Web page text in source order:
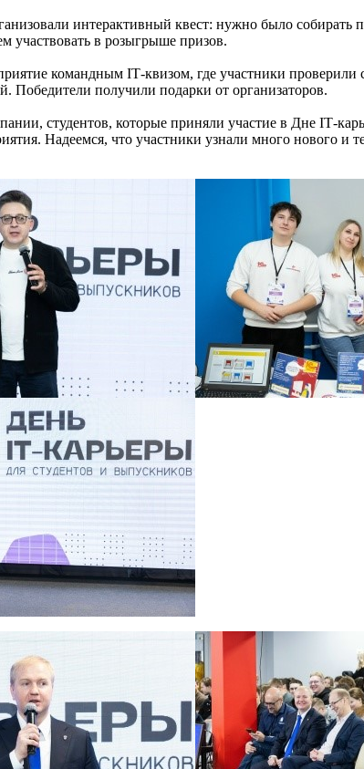
интерактивный квест: нужно было собирать
участвовать в розыгрыше призов.
командным IT‑квизом, где участники проверили
Победители получили подарки от организаторов.
студентов, которые приняли участие в Дне
Надеемся, что участники узнали много нового и